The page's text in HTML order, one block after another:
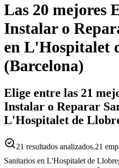
Las 20 mejores
Instalar o
en L'Hospitalet
(Barcelona)
Elige entre las 21
Instalar o Reparar
L'Hospitalet de
21 resultados analizados.21
Sanitarios en L'Hospitalet de